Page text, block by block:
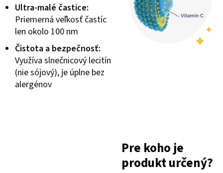
Ultra-malé častice:
Priemerná veľkosť častíc
len okolo 100 nm
Čistota a bezpečnosť:
Využíva slnečnicový lecitín
(nie sójový), je úplne bez
alergénov
Pre koho je
produkt určený?